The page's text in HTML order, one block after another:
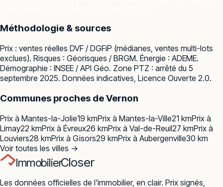
Méthodologie & sources
Prix : ventes réelles DVF / DGFiP (médianes, ventes multi-lots
exclues). Risques : Géorisques / BRGM. Énergie : ADEME.
Démographie : INSEE / API Géo. Zone PTZ : arrêté du 5
septembre 2025. Données indicatives, Licence Ouverte 2.0.
Communes proches deVernon
Prix à Mantes-la-Jolie19 kmPrix à Mantes-la-Ville21 kmPrix à
Limay22 kmPrix à Évreux26 kmPrix à Val-de-Reuil27 kmPrix à
Louviers28 kmPrix à Gisors29 kmPrix à Aubergenville30 km
Voir toutes les villes →
ImmobilierCloser
Les données officielles de l'immobilier, en clair. Prix signés,